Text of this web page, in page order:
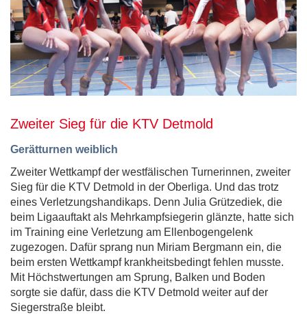
Zweiter Sieg für die KTV Detmold
Gerätturnen weiblich
Zweiter Wettkampf der westfälischen Turnerinnen, zweiter
Sieg für die KTV Detmold in der Oberliga. Und das trotz
eines Verletzungshandikaps. Denn Julia Grützediek, die
beim Ligaauftakt als Mehrkampfsiegerin glänzte, hatte sich
im Training eine Verletzung am Ellenbogengelenk
zugezogen. Dafür sprang nun Miriam Bergmann ein, die
beim ersten Wettkampf krankheitsbedingt fehlen musste.
Mit Höchstwertungen am Sprung, Balken und Boden
sorgte sie dafür, dass die KTV Detmold weiter auf der
Siegerstraße bleibt.